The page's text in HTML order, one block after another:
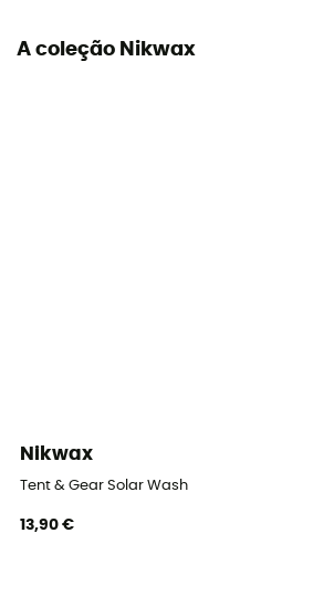
A coleção Nikwax
Nikwax
Tent & Gear Solar Wash
13,90 €